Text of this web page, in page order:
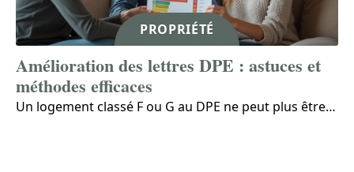
PROPRIÉTÉ
Amélioration des lettres DPE : astuces et
méthodes efficaces
Un logement classé F ou G au DPE ne peut plus être…